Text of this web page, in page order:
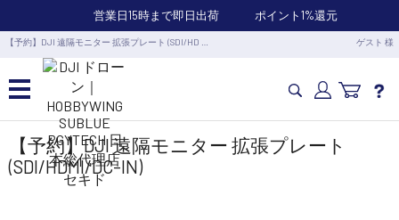
営業日15時まで即日出荷 ポイント1%還元
【予約】DJI 遠隔モニター 拡張プレート (SDI/HD … ゲスト 様
カメラドローン・生活家電
【予約】DJI 遠隔モニター 拡張プレート
(SDI/HDMI/DC-IN)